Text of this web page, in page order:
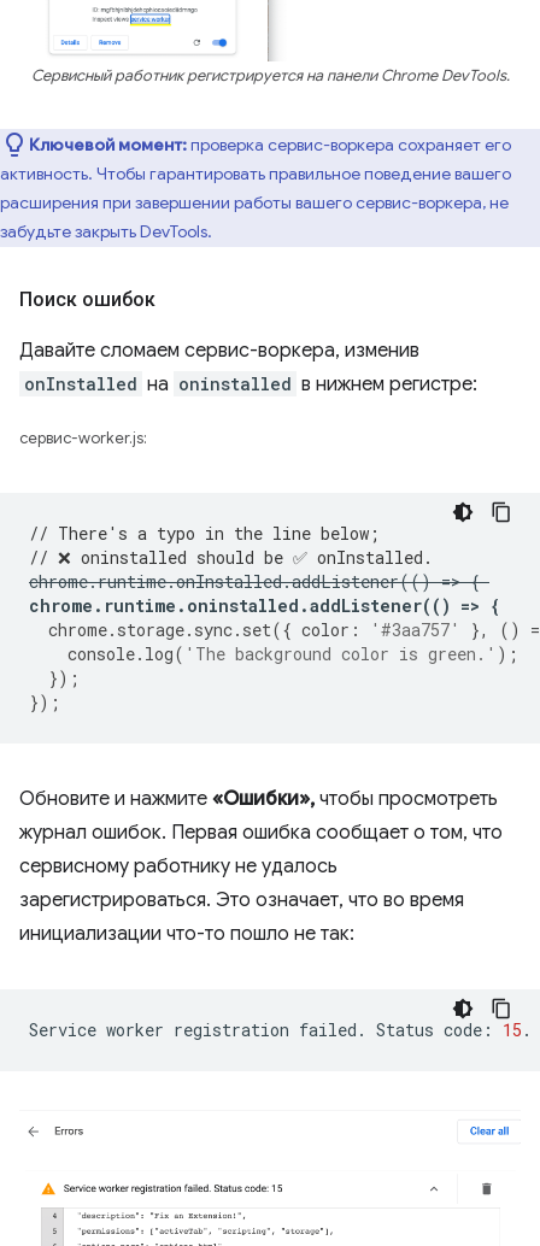
Сервисный работник регистрируется на панели Chrome DevTools.
Ключевой момент:проверка сервис-воркера сохраняет его
активность. Чтобы гарантировать правильное поведение вашего
расширения при завершении работы вашего сервис-воркера, не
забудьте закрыть DevTools.
Поиск ошибок
Давайте сломаем сервис-воркера, изменив
onInstalled на oninstalled в нижнем регистре:
сервис-worker.js:
// There's a typo in the line below;
// ❌ oninstalled should be ✅ onInstalled.
chrome.runtime.onInstalled.addListener(() => {
chrome . runtime . oninstalled .addListener(() => {
chrome. storage. sync. set({ color : '#3aa757' }, ()
=
console. log( 'The background color is green.' );
});
});
Обновите и нажмите «Ошибки», чтобы просмотреть
журнал ошибок. Первая ошибка сообщает о том, что
сервисному работнику не удалось
зарегистрироваться. Это означает, что во время
инициализации что-то пошло не так:
Service worker registration failed. Status code: 15